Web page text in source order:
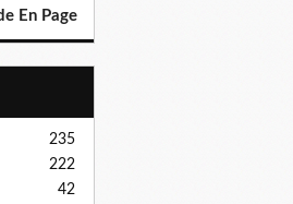
En Page
235
222
42